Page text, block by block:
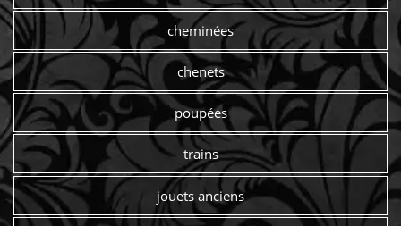
cheminées
chenets
poupées
trains
jouets anciens